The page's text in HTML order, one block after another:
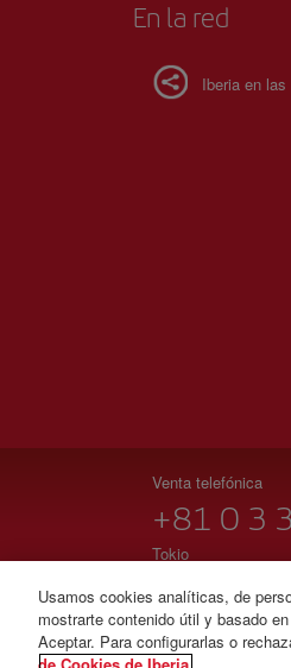
En la red
Iberia en
Venta telefónica
+81 0 3
Tokio
© Iberia 2026
Usamos cookies analíticas, de
mostrarte contenido útil y basado
Aceptar. Para configurarlas o